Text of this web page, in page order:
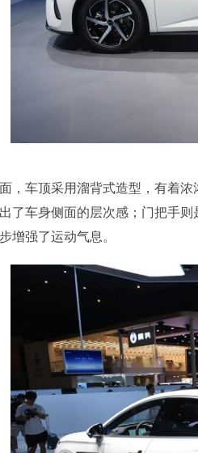
，车顶采用溜背式造型，有着
了车身侧面的层次感；门把手
增强了运动气息。